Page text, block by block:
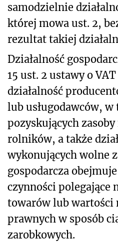
samodzielnie
której mowa ust. 2,
rezultat takiej
Działalność
15 ust. 2 ustawy o
działalność
lub usługodawców,
pozyskujących
rolników, a także
wykonujących wolne
gospodarcza
czynności polegające
towarów lub wartości
prawnych w sposób
zarobkowych.